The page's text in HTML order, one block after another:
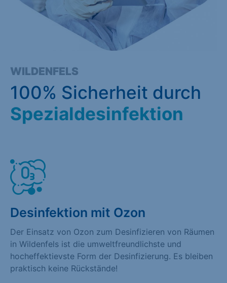
WILDENFELS
100% Sicherheit durch
Spezialdesinfektion
Desinfektion mit Ozon
Der Einsatz von Ozon zum Desinfizieren von Räumen
in Wildenfels ist die umweltfreundlichste und
hocheffektievste Form der Desinfizierung. Es bleiben
praktisch keine Rückstände!